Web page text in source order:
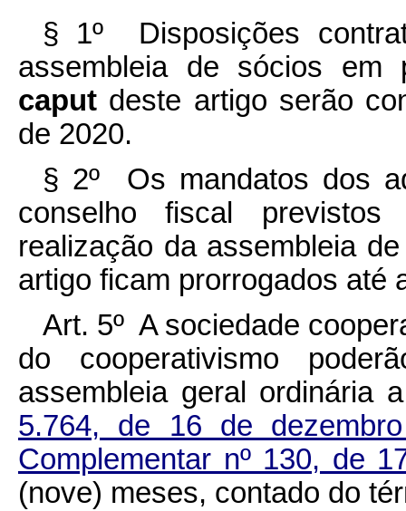
§ 1º Disposições
assembleia de sócios em
caput deste artigo serão
de 2020.
§ 2º Os mandatos dos
conselho fiscal
realização da assembleia
artigo ficam prorrogados até
Art. 5º A sociedade
do cooperativismo
assembleia geral ordinária
5.764, de 16 de
Complementar nº 130, de
(nove) meses, contado do